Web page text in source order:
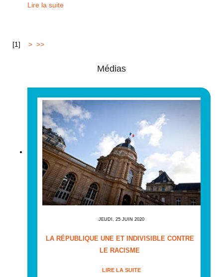
Lire la suite
[1] > >>
Médias
JEUDI, 25 JUIN 2020
LA RÉPUBLIQUE UNE ET INDIVISIBLE CONTRE
LE RACISME
LIRE LA SUITE